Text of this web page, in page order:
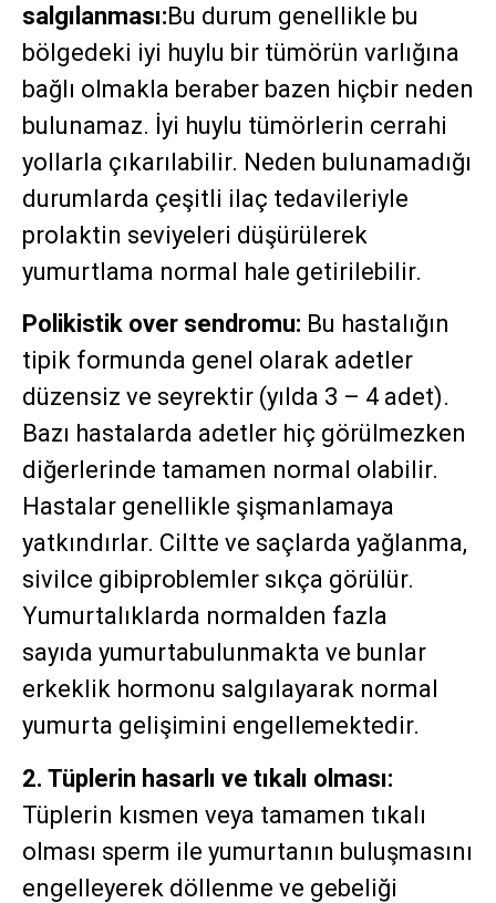
salgılanması:Bu durum genellikle bu
bölgedeki iyi huylu bir tümörün varlığına
bağlı olmakla beraber bazen hiçbir neden
bulunamaz. İyi huylu tümörlerin cerrahi
yollarla çıkarılabilir. Neden bulunamadığı
durumlarda çeşitli ilaç tedavileriyle
prolaktin seviyeleri düşürülerek
yumurtlama normal hale getirilebilir.
Polikistik over sendromu: Bu hastalığın
tipik formunda genel olarak adetler
düzensiz ve seyrektir (yılda 3 – 4 adet).
Bazı hastalarda adetler hiç görülmezken
diğerlerinde tamamen normal olabilir.
Hastalar genellikle şişmanlamaya
yatkındırlar. Ciltte ve saçlarda yağlanma,
sivilce gibiproblemler sıkça görülür.
Yumurtalıklarda normalden fazla
sayıda yumurtabulunmakta ve bunlar
erkeklik hormonu salgılayarak normal
yumurta gelişimini engellemektedir.
2. Tüplerin hasarlı ve tıkalı olması:
Tüplerin kısmen veya tamamen tıkalı
olması sperm ile yumurtanın buluşmasını
engelleyerek döllenme ve gebeliği